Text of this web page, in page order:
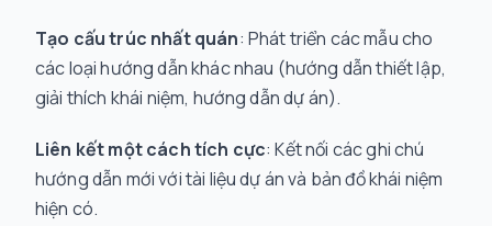
Tạo cấu trúc nhất quán: Phát triển các mẫu cho
các loại hướng dẫn khác nhau (hướng dẫn thiết lập,
giải thích khái niệm, hướng dẫn dự án).
Liên kết một cách tích cực: Kết nối các ghi chú
hướng dẫn mới với tài liệu dự án và bản đồ khái niệm
hiện có.